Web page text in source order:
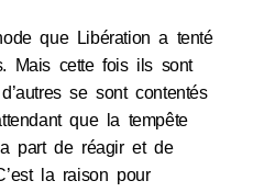
que Libération a tenté
Mais cette fois ils sont
se sont contentés
que la tempête
part de réagir et de
la raison pour